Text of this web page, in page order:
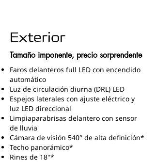
Exterior
Tamaño imponente, precio sorprendente
Faros delanteros full LED con encendido
automático
Luz de circulación diurna (DRL) LED
Espejos laterales con ajuste eléctrico y
luz LED direccional
Limpiaparabrisas delantero con sensor
de lluvia
Cámara de visión 540° de alta definición*
Techo panorámico*
Rines de 18"*